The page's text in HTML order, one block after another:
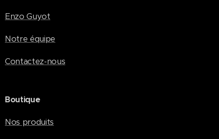
Enzo Guyot
Notre équipe
Contactez-nous
Boutique
Nos produits